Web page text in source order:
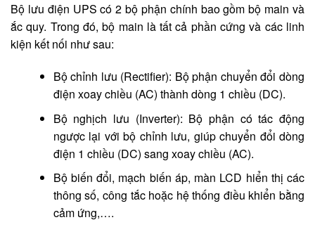
Bộ lưu điện UPS có 2 bộ phận chính bao gồm bộ main và
ắc quy. Trong đó, bộ main là tất cả phần cứng và các linh
kiện kết nối như sau:
Bộ chỉnh lưu (Rectifier): Bộ phận chuyển đổi dòng
điện xoay chiều (AC) thành dòng 1 chiều (DC).
Bộ nghịch lưu (Inverter): Bộ phận có tác động
ngược lại với bộ chỉnh lưu, giúp chuyển đổi dòng
điện 1 chiều (DC) sang xoay chiều (AC).
Bộ biến đổi, mạch biến áp, màn LCD hiển thị các
thông số, công tắc hoặc hệ thống điều khiển bằng
cảm ứng,….